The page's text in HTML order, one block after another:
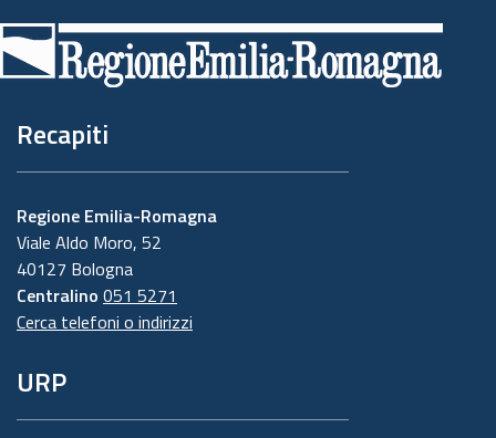
di
pagina
Recapiti
Regione Emilia-Romagna
Viale Aldo Moro, 52
40127 Bologna
Centralino 051 5271
Cerca telefoni o indirizzi
URP